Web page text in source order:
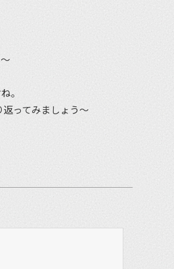
。
ってみましょう〜